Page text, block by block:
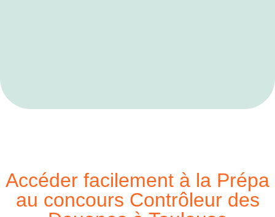
Accéder facilement à la Prépa
au concours Contrôleur des